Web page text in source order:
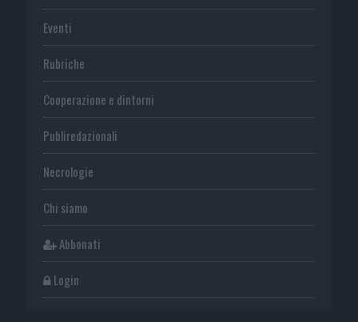
Eventi
Rubriche
Cooperazione e dintorni
Publiredazionali
Necrologie
Chi siamo
Abbonati
Login